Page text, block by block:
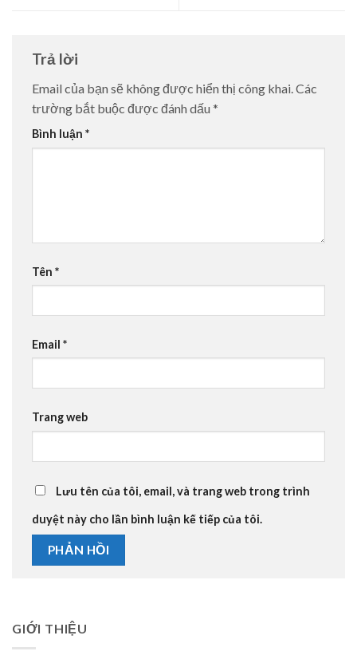
Trả lời
Email của bạn sẽ không được hiển thị công khai.Các
trường bắt buộc được đánh dấu *
Bình luận *
Tên *
Email *
Trang web
Lưu tên của tôi, email, và trang web trong trình
duyệt này cho lần bình luận kế tiếp của tôi.
GIỚI THIỆU